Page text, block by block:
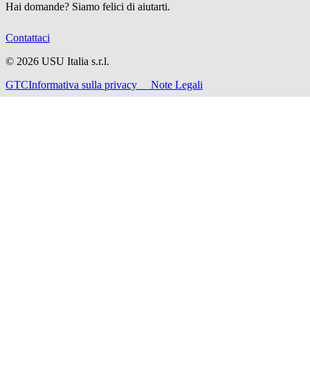
Hai domande? Siamo felici di aiutarti.
Contattaci
© 2026 USU Italia s.r.l.
GTCInformativa sulla privacy Note Legali